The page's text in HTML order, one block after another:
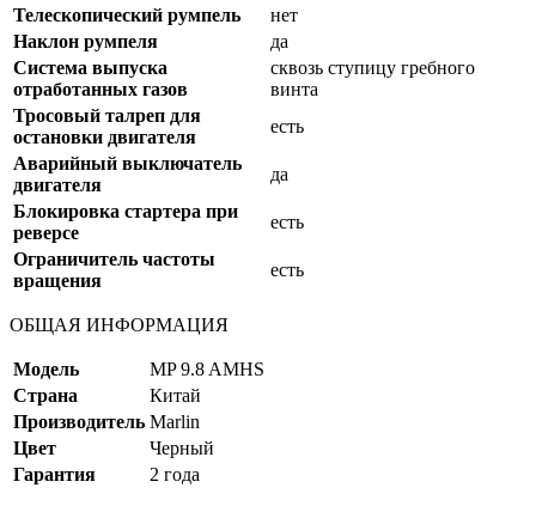
Телескопический румпель
нет
Наклон румпеля
да
Система выпуска
отработанных газов
сквозь ступицу гребного
винта
Тросовый талреп для
остановки двигателя
есть
Аварийный выключатель
двигателя
да
Блокировка стартера при
реверсе
есть
Ограничитель частоты
вращения
есть
ОБЩАЯ ИНФОРМАЦИЯ
Модель
MP 9.8 AMHS
Страна
Китай
Производитель Marlin
Цвет
Черный
Гарантия
2 года